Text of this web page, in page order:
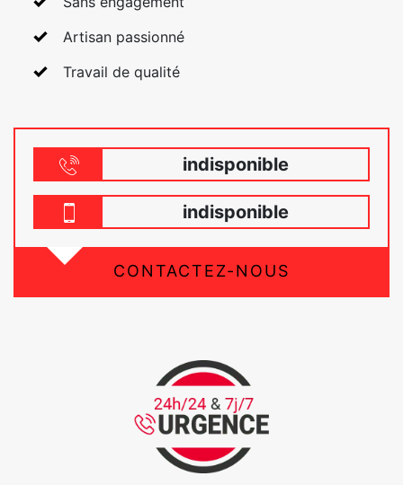
Artisan passionné
Travail de qualité
indisponible
indisponible
CONTACTEZ-NOUS